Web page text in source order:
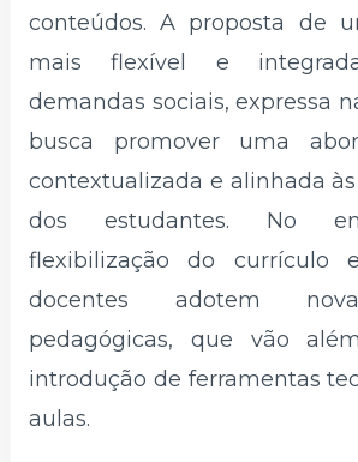
conteúdos. A proposta de
mais flexível e
demandas sociais, expressa
busca promover uma
contextualizada e alinhada
dos estudantes. No
flexibilização do currículo
docentes adotem
pedagógicas, que vão
introdução de ferramentas
aulas.